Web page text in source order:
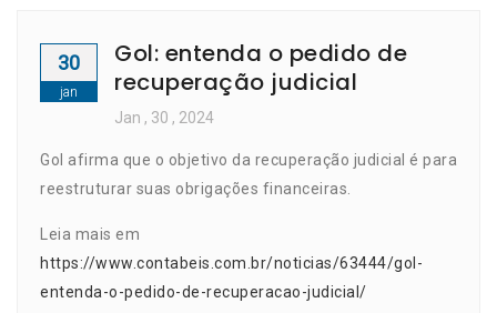
30
jan
Gol: entenda o pedido de
recuperação judicial
Jan , 30 , 2024
Gol afirma que o objetivo da recuperação judicial é para
reestruturar suas obrigações financeiras.
Leia mais em
https://www.contabeis.com.br/noticias/63444/gol-
entenda-o-pedido-de-recuperacao-judicial/